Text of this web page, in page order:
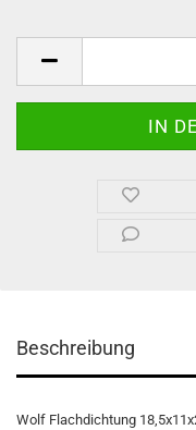
Beschreibung
Wolf Flachdichtung